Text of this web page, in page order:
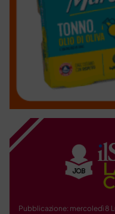
Pubblicazione: mercoledì 8